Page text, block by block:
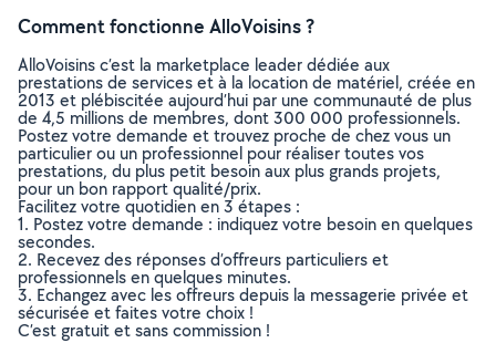
Comment fonctionne AlloVoisins ?
AlloVoisins c’est la marketplace leader dédiée aux
prestations de services et à la location de matériel, créée en
2013 et plébiscitée aujourd’hui par une communauté de plus
de 4,5 millions de membres, dont 300 000 professionnels.
Postez votre demande et trouvez proche de chez vous un
particulier ou un professionnel pour réaliser toutes vos
prestations, du plus petit besoin aux plus grands projets,
pour un bon rapport qualité/prix.
Facilitez votre quotidien en 3 étapes :
1. Postez votre demande : indiquez votre besoin en quelques
secondes.
2. Recevez des réponses d’offreurs particuliers et
professionnels en quelques minutes.
3. Echangez avec les offreurs depuis la messagerie privée et
sécurisée et faites votre choix !
C’est gratuit et sans commission !